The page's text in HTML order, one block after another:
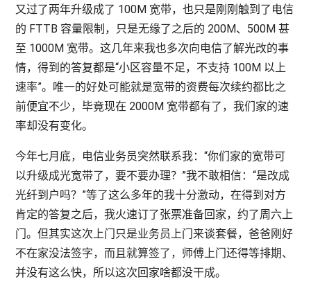
又过了两年升级成了 100M 宽带，也只是刚刚触到了电信
的 FTTB 容量限制，只是无缘了之后的 200M、500M 甚
至 1000M 宽带。这几年来我也多次向电信了解光改的事
情，得到的答复都是“小区容量不足，不支持 100M 以上
速率”。唯一的好处可能就是宽带的资费每次续约都比之
前便宜不少，毕竟现在 2000M 宽带都有了，我们家的速
率却没有变化。
今年七月底，电信业务员突然联系我：“你们家的宽带可
以升级成光宽带了，要不要办理？”我不敢相信：“是改成
光纤到户吗？”等了这么多年的我十分激动，在得到对方
肯定的答复之后，我火速订了张票准备回家，约了周六上
门。但其实这次上门只是业务员上门来谈套餐，爸爸刚好
不在家没法签字，而且就算签了，师傅上门还得等排期、
并没有这么快，所以这次回家啥都没干成。